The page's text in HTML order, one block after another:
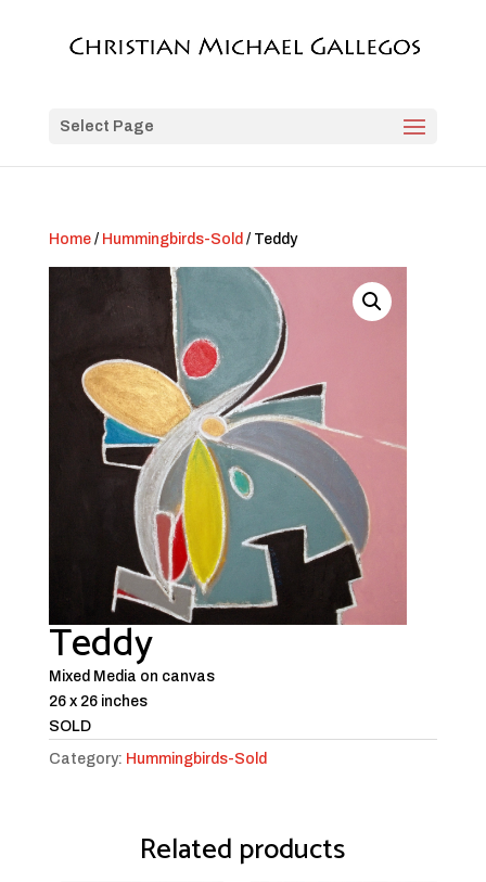
Select Page
Home/ Hummingbirds-Sold / Teddy
Teddy
Mixed Media on canvas
26 x 26 inches
SOLD
Category: Hummingbirds-Sold
Related products